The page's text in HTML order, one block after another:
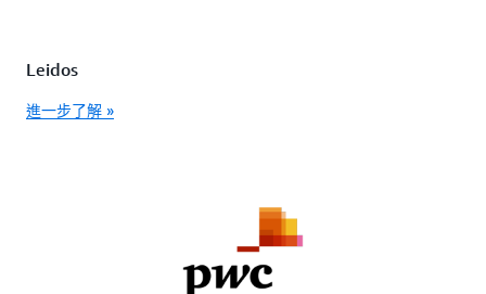
Leidos
進一步了解 »